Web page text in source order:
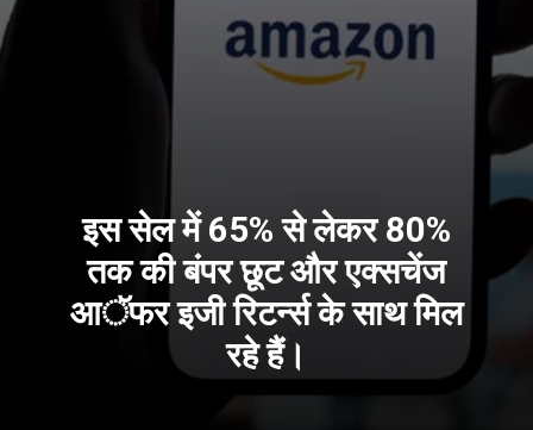
इस सेल में 65% से लेकर 80%
तक की बंपर छूट और एक्सचेंज
आॅफर इजी रिटर्न्स के साथ मिल
रहे हैं।